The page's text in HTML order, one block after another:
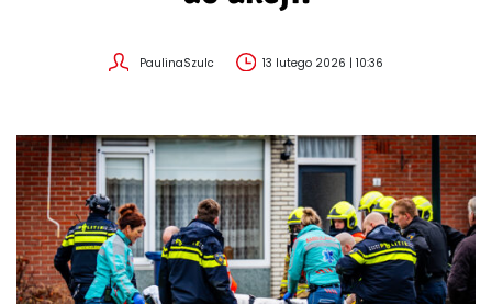
PaulinaSzulc 13 lutego 2026 | 10:36